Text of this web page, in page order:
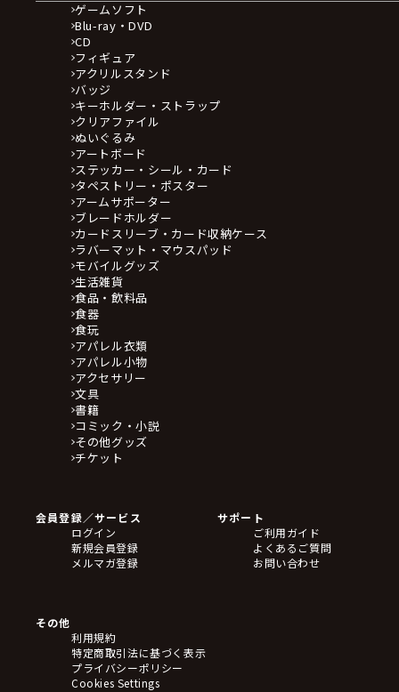
ゲームソフト
Blu-ray・DVD
CD
フィギュア
アクリルスタンド
バッジ
キーホルダー・ストラップ
クリアファイル
ぬいぐるみ
アートボード
ステッカー・シール・カード
タペストリー・ポスター
アームサポーター
ブレードホルダー
カードスリーブ・カード収納ケース
ラバーマット・マウスパッド
モバイルグッズ
生活雑貨
食品・飲料品
食器
食玩
アパレル衣類
アパレル小物
アクセサリー
文具
書籍
コミック・小説
その他グッズ
チケット
会員登録／サービス
ログイン
新規会員登録
メルマガ登録
サポート
ご利用ガイド
よくあるご質問
お問い合わせ
その他
利用規約
特定商取引法に基づく表示
プライバシーポリシー
Cookies Settings